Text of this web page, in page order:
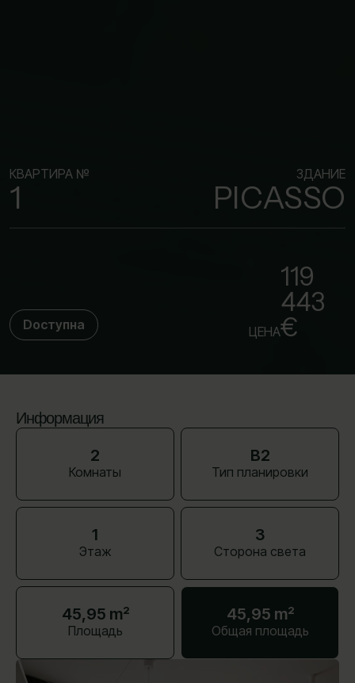
КВАРТИРА №
1
ЗДАНИЕ
PICASSO
Dоступна ЦЕНА
119
443
€
Информация
2
Комнаты
B2
Тип планировки
1
Этаж
З
Сторона света
45,95 m²
Площадь
45,95 m²
Общая площадь